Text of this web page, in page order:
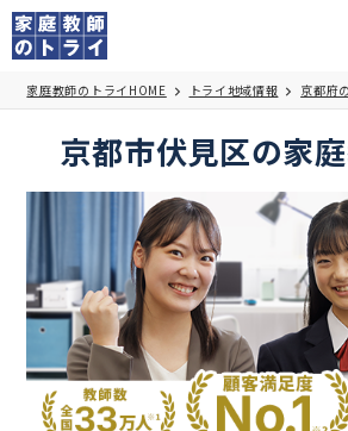
家庭教師のトライHOME トライ地域情報 京都府
京都市伏見区の家